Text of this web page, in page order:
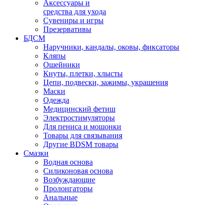
Аксессуары и
средства для ухода
Сувениры и игры
Презервативы
БДСМ
Наручники, кандалы, оковы, фиксаторы
Кляпы
Ошейники
Кнуты, плетки, хлысты
Цепи, подвески, зажимы, украшения
Маски
Одежда
Медицинский фетиш
Электростимуляторы
Для пениса и мошонки
Товары для связывания
Другие BDSM товары
Смазки
Водная основа
Силиконовая основа
Возбуждающие
Пролонгаторы
Анальные